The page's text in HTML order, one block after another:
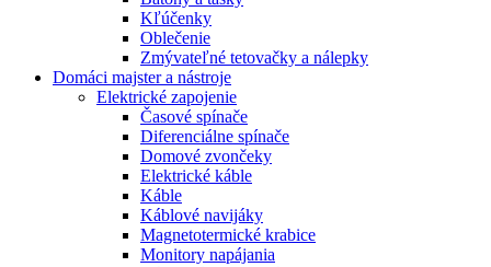
Kľúčenky
Oblečenie
Zmývateľné tetovačky a nálepky
Domáci majster a nástroje
Elektrické zapojenie
Časové spínače
Diferenciálne spínače
Domové zvončeky
Elektrické káble
Káble
Káblové navijáky
Magnetotermické krabice
Monitory napájania